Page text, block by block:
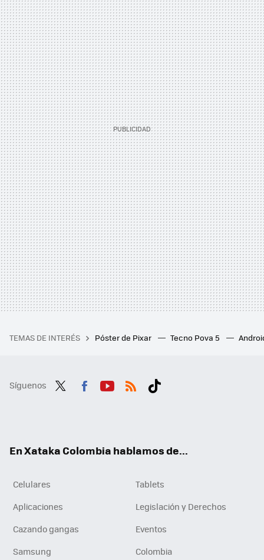
TEMAS DE INTERÉS Póster de Pixar Tecno Pova 5
Síguenos
En Xataka Colombia hablamos de...
Celulares
Tablets
Aplicaciones
Legislación y Derechos
Cazando gangas
Eventos
Samsung
Colombia